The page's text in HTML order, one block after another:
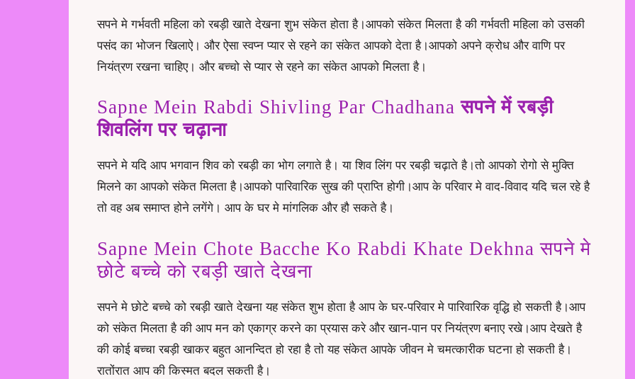
सपने मे गर्भवती महिला को रबड़ी खाते देखना शुभ संकेत होता है।आपको संकेत मिलता है की गर्भवती महिला को उसकी
पसंद का भोजन खिलाऐ। और ऐसा स्वप्न प्यार से रहने का संकेत आपको देता है।आपको अपने क्रोध और वाणि पर
नियंत्रण रखना चाहिए। और बच्चो से प्यार से रहने का संकेत आपको मिलता है।
Sapne Mein Rabdi Shivling Par Chadhanaसपने में रबड़ी
शिवलिंग पर चढ़ाना
सपने मे यदि आप भगवान शिव को रबड़ी का भोग लगाते है। याशिवलिंग पर रबड़ी चढ़ाते है।तो आपको रोगो से मुक्ति
मिलने का आपको संकेत मिलता है।आपको पारिवारिक सुख की प्राप्ति होगी।आप के परिवार मे वाद-विवाद यदि चल रहे है
तो वह अब समाप्त होने लगेंगे। आप के घर मे मांगलिक और हौ सकते है।
Sapne Mein Chote Bacche Ko Rabdi Khate Dekhna सपने मे
छोटे बच्चे को रबड़ी खाते देखना
सपने मेछोटे बच्चे को रबड़ी खाते देखना यह संकेत शुभ होता है आप के घर-परिवार मे पारिवारिक वृद्धि हो सकती है।आप
को संकेत मिलता है की आप मन को एकाग्र करने का प्रयास करे और खान-पान पर नियंत्रण बनाए रखे।आप देखते है
की कोई बच्चा रबड़ी खाकर बहुत आनन्दित हो रहा है तो यह संकेत आपके जीवन मे चमत्कारीक घटना हो सकती है।
रातोंरात आप की किस्मत बदल सकती है।